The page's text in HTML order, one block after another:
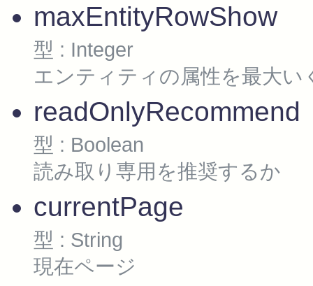
maxEntityRowShow
型 : Integer
エンティティの属性を最大
readOnlyRecommend
型 : Boolean
読み取り専用を推奨するか
currentPage
型 : String
現在ページ